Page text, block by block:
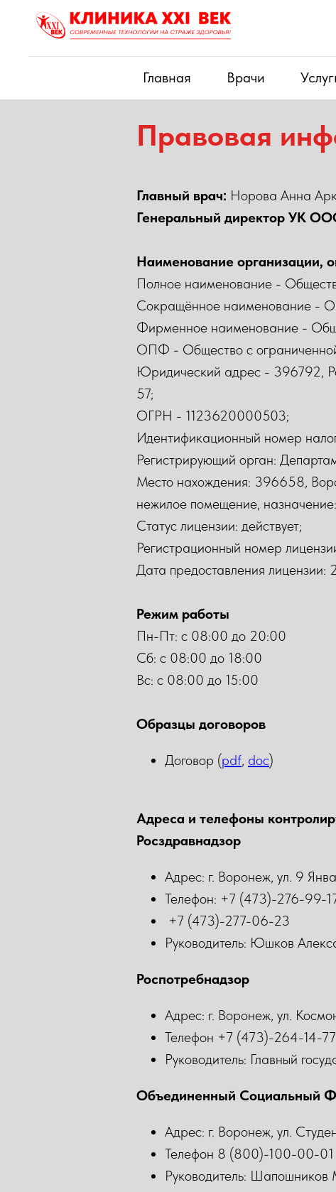
Главная Врачи
Правовая
Главный врач: Норова Анна
Генеральный директор УК
Наименование организации,
Полное наименование -
Сокращённое наименование -
Фирменное наименование -
ОПФ - Общество с ограниченной
Юридический адрес - 396792,
57;
ОГРН - 1123620000503;
Идентификационный номер
Регистрирующий орган:
Место нахождения: 396658,
нежилое помещение,
Статус лицензии: действует;
Регистрационный номер
Дата предоставления лицензии:
Режим работы
Пн-Пт: с 08:00 до 20:00
Сб: с 08:00 до 18:00
Вс: с 08:00 до 15:00
Образцы договоров
Договор (pdf, doc)
Адреса и телефоны
Росздравнадзор
Адрес: г. Воронеж, ул. 9
Телефон: +7 (473)-276-99-
+7 (473)-277-06-23
Руководитель: Юшков
Роспотребнадзор
Адрес: г. Воронеж, ул.
Телефон +7 (473)-264-14-77
Руководитель: Главный
Объединенный Социальный
Адрес: г. Воронеж, ул.
Телефон 8 (800)-100-00-01
Руководитель: Шапошников